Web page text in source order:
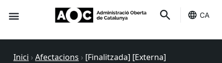
CA
Inici › Afectacions › [Finalitzada] [Externa]